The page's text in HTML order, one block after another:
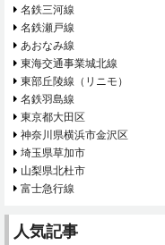
名鉄三河線
名鉄瀬戸線
あおなみ線
東海交通事業城北線
東部丘陵線（リニモ）
名鉄羽島線
東京都大田区
神奈川県横浜市金沢区
埼玉県草加市
山梨県北杜市
富士急行線
人気記事